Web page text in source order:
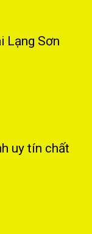
Lạng Sơn
uy tín chất